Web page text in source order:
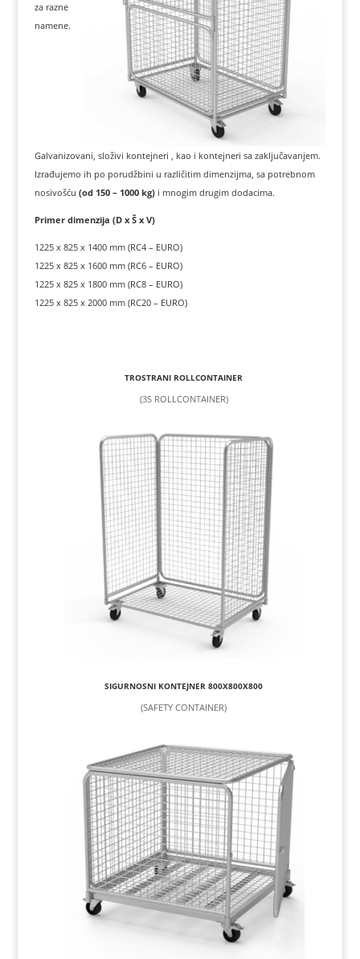
za razne
namene.
Galvanizovani, složivi kontejneri , kao i kontejneri sa zaključavanjem.
Izrađujemo ih po porudžbini u različitim dimenzijma, sa potrebnom
nosivošću (od 150 – 1000 kg)i mnogim drugim dodacima.
Primer dimenzija (D x Š x V)
1225 x 825 x 1400 mm (RC4 – EURO)
1225 x 825 x 1600 mm (RC6 – EURO)
1225 x 825 x 1800 mm (RC8 – EURO)
1225 x 825 x 2000 mm (RC20 – EURO)
TROSTRANI ROLLCONTAINER
(3S ROLLCONTAINER)
SIGURNOSNI KONTEJNER 800X800X800
(SAFETY CONTAINER)